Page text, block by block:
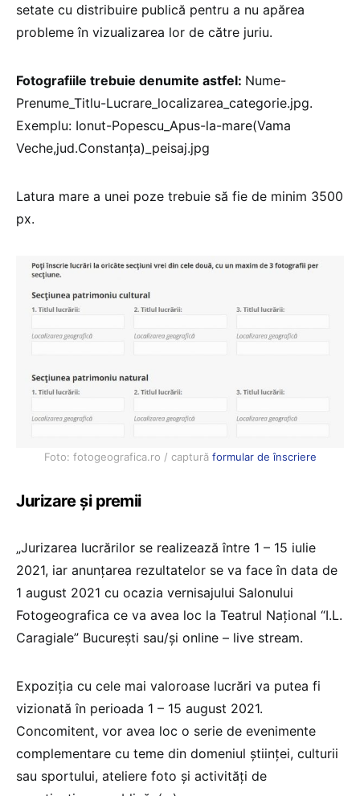
setate cu distribuire publică pentru a nu apărea
probleme în vizualizarea lor de către juriu.
Fotografiile trebuie denumite astfel: Nume-
Prenume_Titlu-Lucrare_localizarea_categorie.jpg.
Exemplu: Ionut-Popescu_Apus-la-mare(Vama
Veche,jud.Constanța)_peisaj.jpg
Latura mare a unei poze trebuie să fie de minim 3500
px.
Foto: fotogeografica.ro / captură formular de înscriere
Jurizare și premii
„Jurizarea lucrărilor se realizează între 1 – 15 iulie
2021, iar anunțarea rezultatelor se va face în data de
1 august 2021 cu ocazia vernisajului Salonului
Fotogeografica ce va avea loc la Teatrul Național “I.L.
Caragiale” București sau/și online – live stream.
Expoziția cu cele mai valoroase lucrări va putea fi
vizionată în perioada 1 – 15 august 2021.
Concomitent, vor avea loc o serie de evenimente
complementare cu teme din domeniul științei, culturii
sau sportului, ateliere foto și activități de